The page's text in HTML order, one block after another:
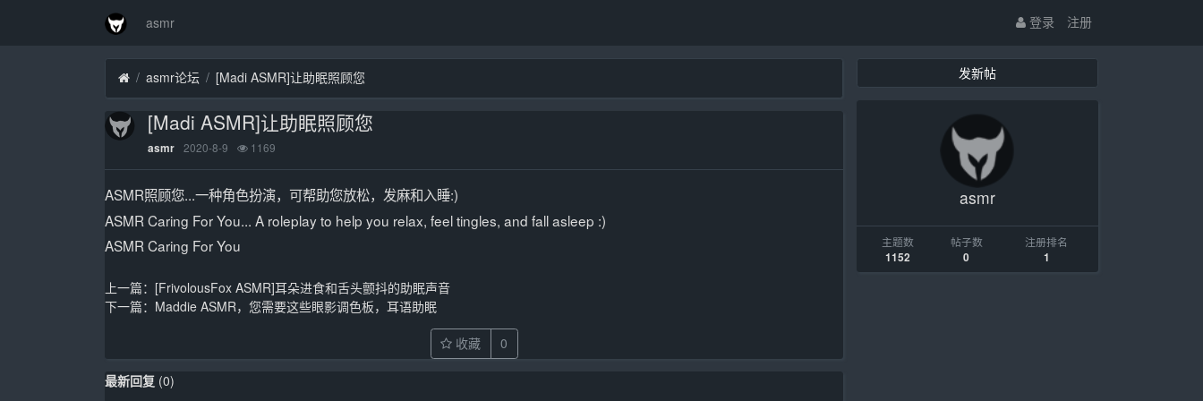
asmr 登录 注册
asmr论坛 [Madi ASMR]让助眠照顾您
[Madi ASMR]让助眠照顾您
asmr 2020-8-9 1169
ASMR照顾您...一种角色扮演，可帮助您放松，发麻和入睡:)
ASMR Caring For You... A roleplay to help you relax, feel tingles, and fall asleep :)
ASMR Caring For You
上一篇： [FrivolousFox ASMR]耳朵进食和舌头颤抖的助眠声音
下一篇： Maddie ASMR，您需要这些眼影调色板，耳语助眠
收藏 0
最新回复 (0)
发新帖
asmr
主题数
1152
帖子数
0
注册排名
1